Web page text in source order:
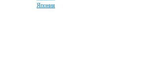
Япония